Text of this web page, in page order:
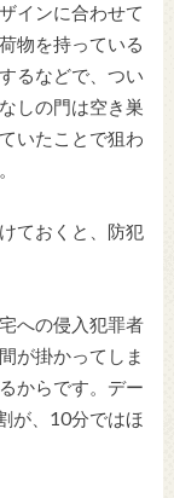
インに合わせて
物を持っている
るなどで、つい
しの門は空き巣
いたことで狙わ
ておくと、防犯
への侵入犯罪者
が掛かってしま
からです。デー
が、10分ではほ